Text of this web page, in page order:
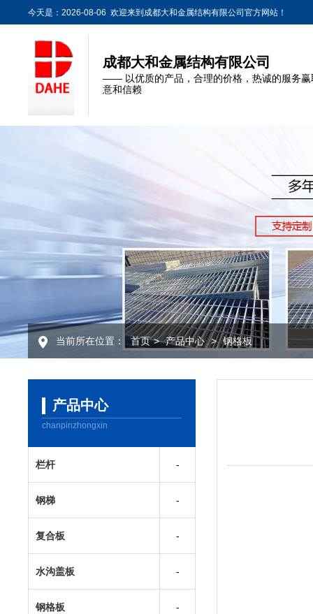
今天是：2026-08-06 欢迎来到成都大和金属结构有限公司官方网站！
成都大和金属结构有限公司
—— 以优质的产品，合理的价格，热诚的服务赢
意和信赖
当前所在位置： 首页 > 产品中心 > 钢格板
产品中心
chanpinzhongxin
栏杆
钢梯
复合板
水沟盖板
钢格板